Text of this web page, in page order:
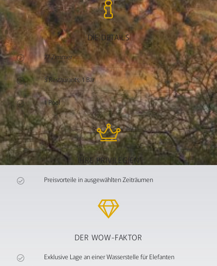
DIE DETAILS
77 Zimmer
3 Restaurants, 1 Bar
1 Pool
IHRE PRIVILEGIEN
Preisvorteile in ausgewählten Zeiträumen
DER WOW-FAKTOR
Exklusive Lage an einer Wasserstelle für Elefanten